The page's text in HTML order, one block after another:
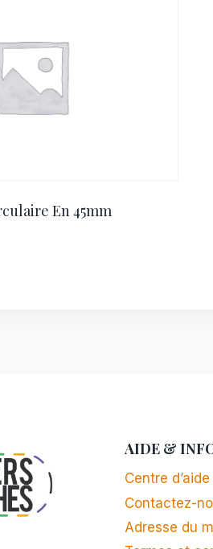
En 45mm
AIDE &
Centre d’aide
Contactez-
Adresse du